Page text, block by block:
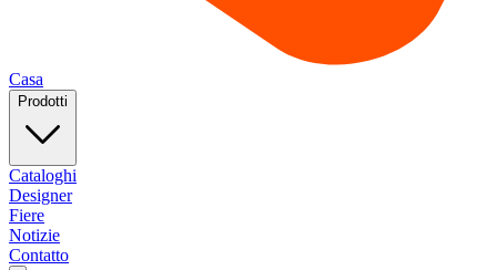
Casa
Prodotti
Cataloghi
Designer
Fiere
Notizie
Contatto